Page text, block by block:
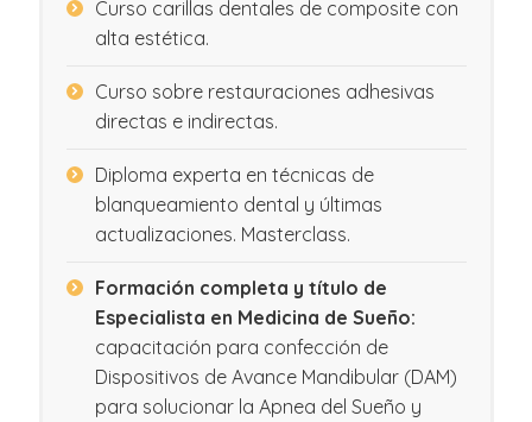
Curso carillas dentales de composite con
alta estética.
Curso sobre restauraciones adhesivas
directas e indirectas.
Diploma experta en técnicas de
blanqueamiento dental y últimas
actualizaciones. Masterclass.
Formación completa y título de
Especialista en Medicina de Sueño:
capacitación para confección de
Dispositivos de Avance Mandibular (DAM)
para solucionar la Apnea del Sueño y